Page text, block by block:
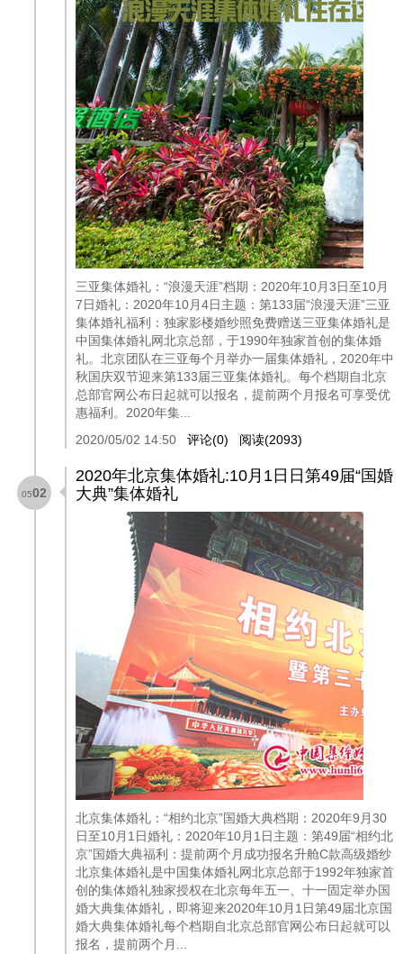
三亚集体婚礼：“浪漫天涯”档期：2020年10月3日至10月
7日婚礼：2020年10月4日主题：第133届“浪漫天涯”三亚
集体婚礼福利：独家影楼婚纱照免费赠送三亚集体婚礼是
中国集体婚礼网北京总部，于1990年独家首创的集体婚
礼。北京团队在三亚每个月举办一届集体婚礼，2020年中
秋国庆双节迎来第133届三亚集体婚礼。每个档期自北京
总部官网公布日起就可以报名，提前两个月报名可享受优
惠福利。2020年集...
2020/05/02 14:50 评论(0) 阅读(2093)
0502
2020年北京集体婚礼:10月1日日第49届“国婚
大典”集体婚礼
北京集体婚礼：“相约北京”国婚大典档期：2020年9月30
日至10月1日婚礼：2020年10月1日主题：第49届“相约北
京”国婚大典福利：提前两个月成功报名升舱C款高级婚纱
北京集体婚礼是中国集体婚礼网北京总部于1992年独家首
创的集体婚礼独家授权在北京每年五一、十一固定举办国
婚大典集体婚礼，即将迎来2020年10月1日第49届北京国
婚大典集体婚礼每个档期自北京总部官网公布日起就可以
报名，提前两个月...